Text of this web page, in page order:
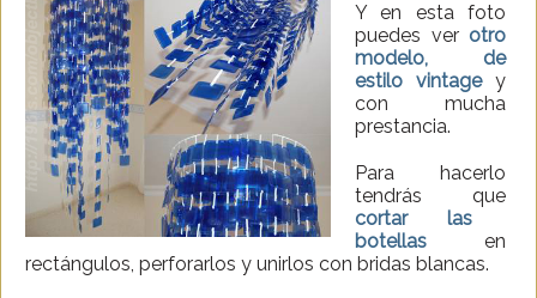
Y en esta foto
puedes ver otro
modelo, de
estilo vintagey
con mucha
prestancia.
Para hacerlo
tendrás que
cortar las
botellas en
rectángulos, perforarlos y unirlos con bridas blancas.